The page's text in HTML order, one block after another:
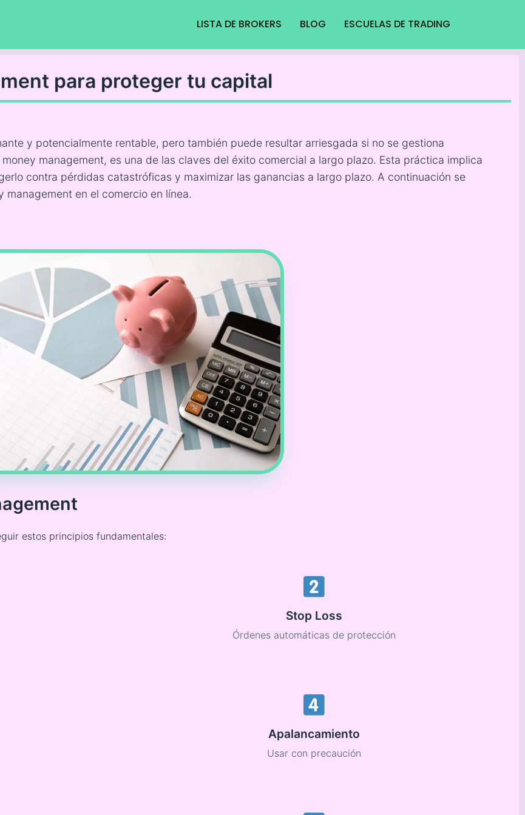
LISTA DE BROKERS BLOG ESCUELAS DE TRADING
para proteger tu capital
y potencialmente rentable, pero también puede resultar arriesgada si no se gestiona
money management, es una de las claves del éxito comercial a largo plazo. Esta práctica implica
contra pérdidas catastróficas y maximizar las ganancias a largo plazo. A continuación se
en el comercio en línea.
estos principios fundamentales:
Stop Loss
Órdenes automáticas de protección
Apalancamiento
Usar con precaución